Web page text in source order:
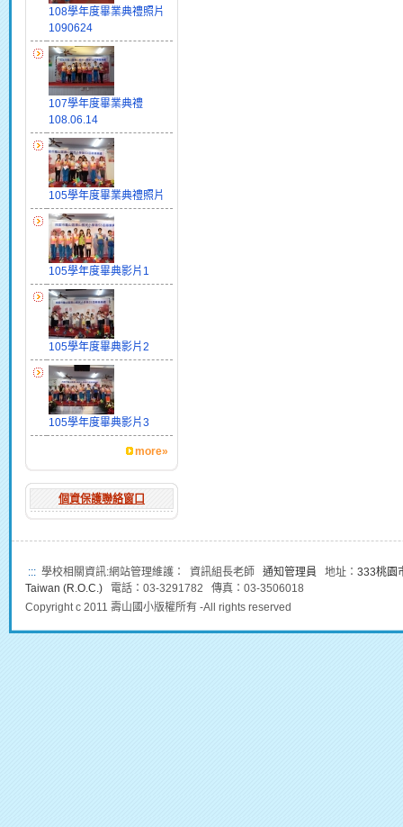
108學年度畢業典禮照片
1090624
107學年度畢業典禮
108.06.14
105學年度畢業典禮照片
105學年度畢典影片1
105學年度畢典影片2
105學年度畢典影片3
more»
個資保護聯絡窗口
::: 學校相關資訊:網站管理維護： 資訊組長老師 通知管理員 地址： 333桃園
Taiwan (R.O.C.) 電話：03-3291782 傳真：03-3506018
Copyright c 2011 壽山國小版權所有 -All rights reserved